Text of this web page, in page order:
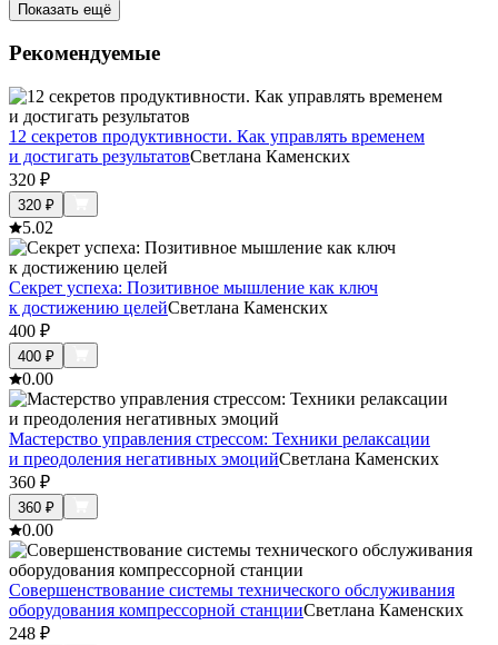
Показать ещё
Рекомендуемые
12 секретов продуктивности. Как управлять временем
и достигать результатовСветлана Каменских
320 ₽
320 ₽
5.02
Секрет успеха: Позитивное мышление как ключ
к достижению целейСветлана Каменских
400 ₽
400 ₽
0.00
Мастерство управления стрессом: Техники релаксации
и преодоления негативных эмоцийСветлана Каменских
360 ₽
360 ₽
0.00
Совершенствование системы технического обслуживания
оборудования компрессорной станцииСветлана Каменских
248 ₽